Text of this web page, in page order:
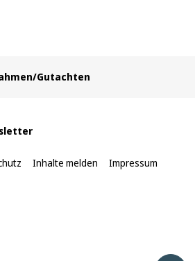
Gutachten
Inhalte melden Impressum